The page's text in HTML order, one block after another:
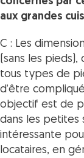
aux grandes
C : Les
(sans les
tous types de
d’être
objectif est de
dans les petites
intéressante
locataires, en